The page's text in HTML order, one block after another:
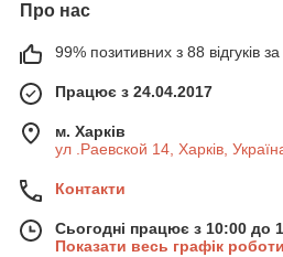
Про нас
99% позитивних з 88 відгуків за
Працює з 24.04.2017
м. Харків
ул .Раевской 14, Харків,
Контакти
Сьогодні працює з 10:00 до
Показати весь графік роботи